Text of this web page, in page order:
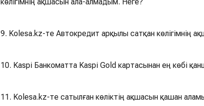
9. Kolesa.kz-те Автокредит арқылы сатқан көлігімнің
10. Kaspi Банкоматта Kaspi Gold картасынан ең көбі
11. Kolesa.kz-те сатылған көліктің ақшасын қашан